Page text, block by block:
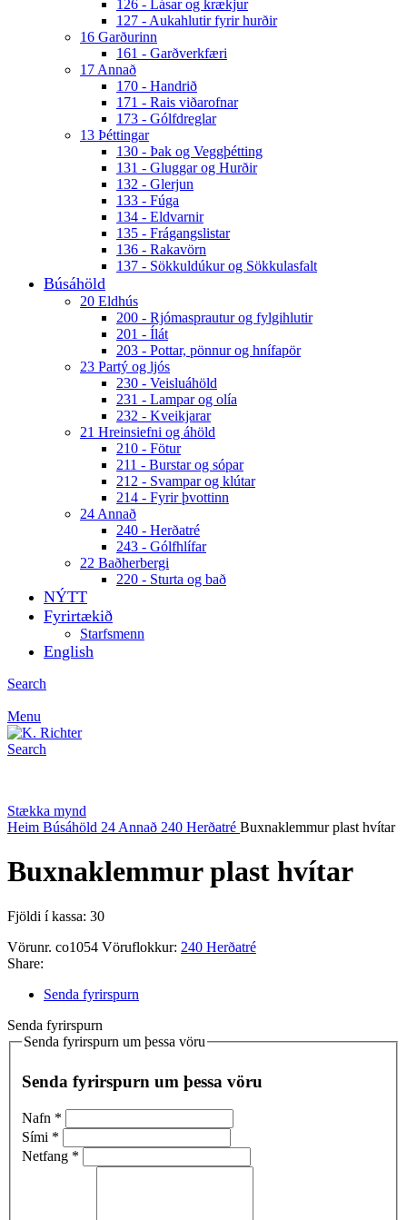
126 - Lásar og krækjur
127 - Aukahlutir fyrir hurðir
16 Garðurinn
161 - Garðverkfæri
17 Annað
170 - Handrið
171 - Rais viðarofnar
173 - Gólfdreglar
13 Þéttingar
130 - Þak og Veggþétting
131 - Gluggar og Hurðir
132 - Glerjun
133 - Fúga
134 - Eldvarnir
135 - Frágangslistar
136 - Rakavörn
137 - Sökkuldúkur og Sökkulasfalt
Búsáhöld
20 Eldhús
200 - Rjómasprautur og fylgihlutir
201 - Ílát
203 - Pottar, pönnur og hnífapör
23 Partý og ljós
230 - Veisluáhöld
231 - Lampar og olía
232 - Kveikjarar
21 Hreinsiefni og áhöld
210 - Fötur
211 - Burstar og sópar
212 - Svampar og klútar
214 - Fyrir þvottinn
24 Annað
240 - Herðatré
243 - Gólfhlífar
22 Baðherbergi
220 - Sturta og bað
NÝTT
Fyrirtækið
Starfsmenn
English
Search
Menu
Search
Stækka mynd
Heim Búsáhöld 24 Annað 240 Herðatré Buxnaklemmur plast hvítar
Buxnaklemmur plast hvítar
Fjöldi í kassa: 30
Vörunr. co1054 Vöruflokkur: 240 Herðatré
Share:
Senda fyrirspurn
Senda fyrirspurn
Senda fyrirspurn um þessa vöru
Senda fyrirspurn um þessa vöru
Nafn *
Sími *
Netfang *